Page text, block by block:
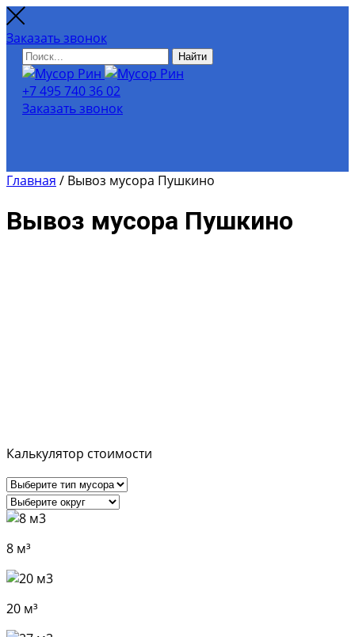
Заказать звонок
Найти
+7 495 740 36 02
Заказать звонок
Главная / Вывоз мусора Пушкино
Вывоз мусора Пушкино
Калькулятор стоимости
8 м³
20 м³